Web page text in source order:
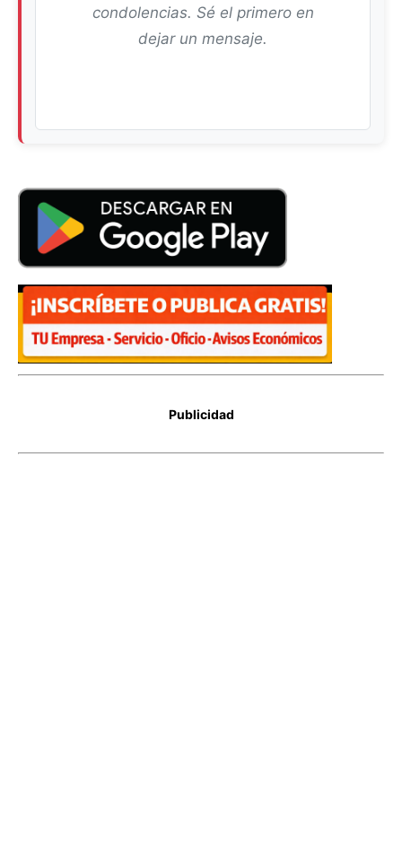
condolencias. Sé el primero en
dejar un mensaje.
Publicidad